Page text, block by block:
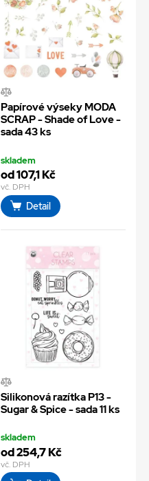
Papírové výseky MODA
SCRAP - Shade of Love -
sada 43 ks
skladem
od 107,1 Kč
vč. DPH
Detail
Silikonová razítka P13 -
Sugar & Spice - sada 11 ks
skladem
od 254,7 Kč
vč. DPH